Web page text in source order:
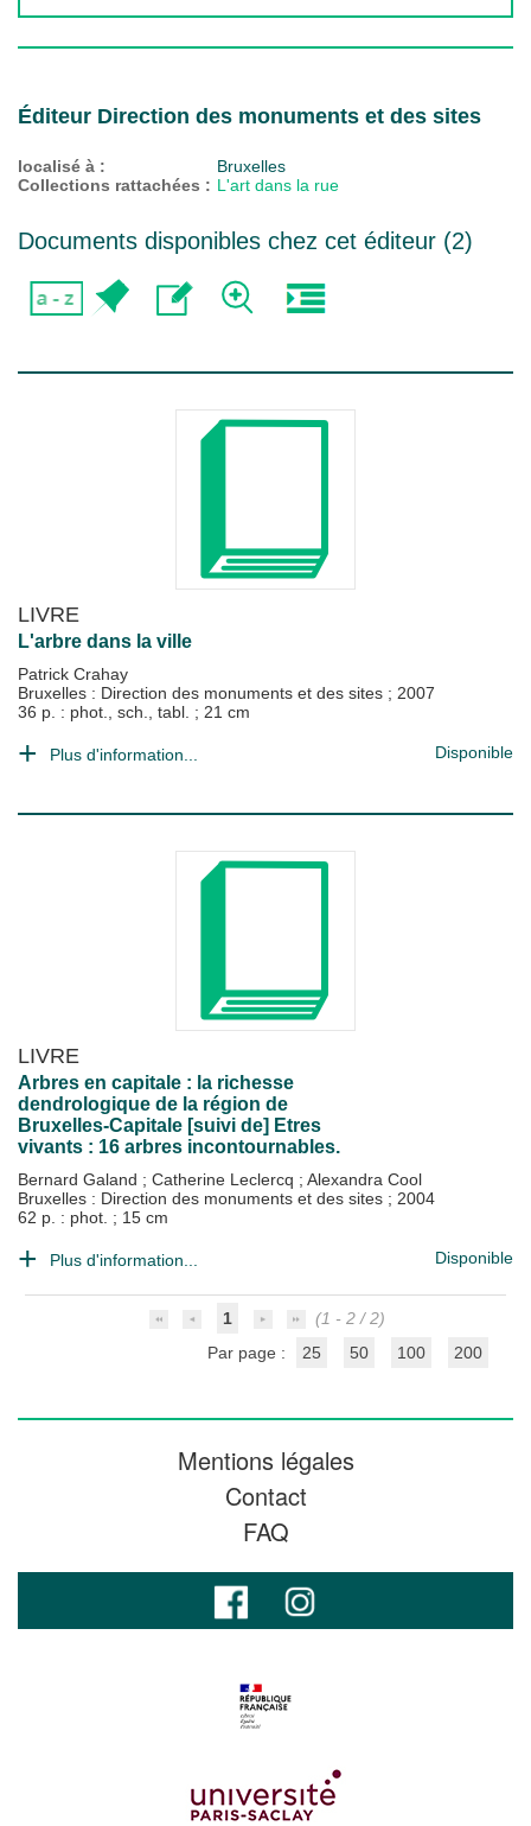
Éditeur Direction des monuments et des sites
localisé à :
Bruxelles
Collections rattachées : L'art dans la rue
Documents disponibles chez cet éditeur (2)
LIVRE
L'arbre dans la ville
Patrick Crahay
Bruxelles : Direction des monuments et des sites ; 2007
36 p. : phot., sch., tabl. ; 21 cm
Plus d'information... Disponible
LIVRE
Arbres en capitale : la richesse
dendrologique de la région de
Bruxelles-Capitale [suivi de] Etres
vivants : 16 arbres incontournables.
Bernard Galand ; Catherine Leclercq ; Alexandra Cool
Bruxelles : Direction des monuments et des sites ; 2004
62 p. : phot. ; 15 cm
Plus d'information... Disponible
1
(1 - 2 / 2)
Par page :
25 50 100 200
Mentions légales
Contact
FAQ